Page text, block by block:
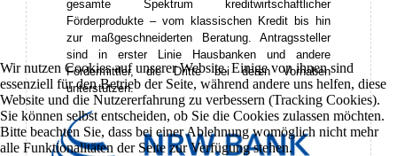
gesamte Spektrum kreditwirtschaftlicher
Förderprodukte – vom klassischen Kredit bis hin
zur maßgeschneiderten Beratung. Antragssteller
sind in erster Linie Hausbanken und andere
Fördermittler, die Dritte bei deren Vorhaben
unterstützen.
Wir nutzen Cookies auf unserer Website. Einige von ihnen sind
essenziell für den Betrieb der Seite, während andere uns helfen, diese
Website und die Nutzererfahrung zu verbessern (Tracking Cookies).
Sie können selbst entscheiden, ob Sie die Cookies zulassen möchten.
Bitte beachten Sie, dass bei einer Ablehnung womöglich nicht mehr
alle Funktionalitäten der Seite zur Verfügung stehen.